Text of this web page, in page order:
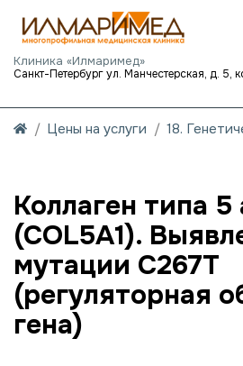
Клиника «Илмаримед»
Цены на услуги 18.
Коллаген типа 5
(COL5A1).
мутации C267T
(регуляторная
гена)